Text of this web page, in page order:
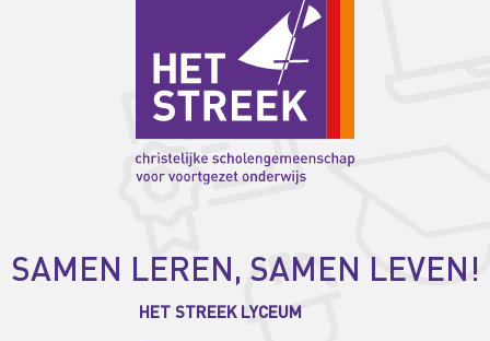
SAMEN LEREN, SAMEN LEVEN!
HET STREEK LYCEUM